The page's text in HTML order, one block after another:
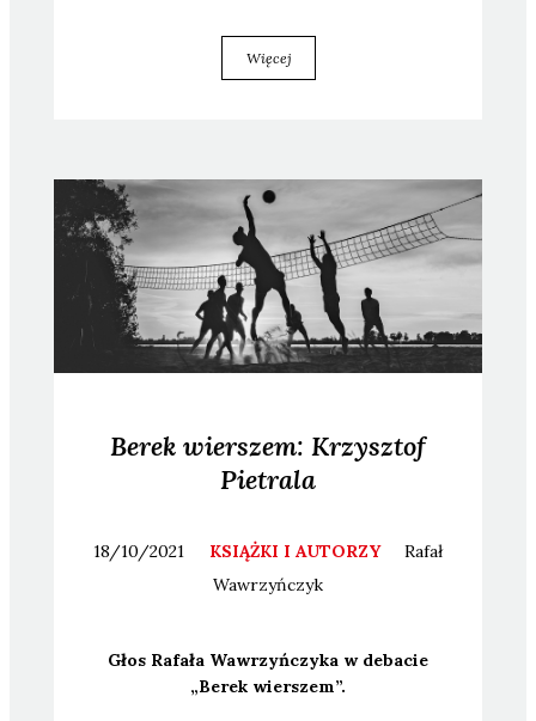
Więcej
Berek wierszem: Krzysztof
Pietrala
18/10/2021 KSIĄŻKI I AUTORZY
Rafał
Wawrzyńczyk
Głos Rafa­ła Waw­rzyń­czy­ka w deba­cie
„Berek wier­szem”.